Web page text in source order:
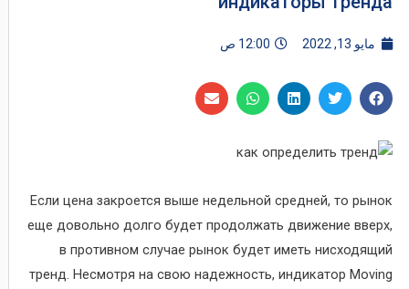
مايو 13, 2022 12:00 ص
Если цена закроется выше недельной средней, то рынок
еще довольно долго будет продолжать движение вверх,
в противном случае рынок будет иметь нисходящий
тренд. Несмотря на свою надежность, индикатор Moving